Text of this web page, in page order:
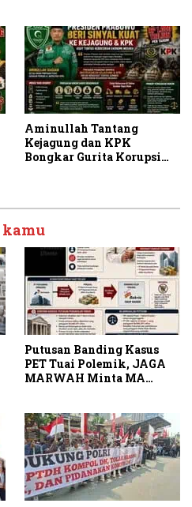
Aminullah Tantang
Kejagung dan KPK
Bongkar Gurita Korupsi
Putusan Banding Kasus
PET Tuai Polemik, JAGA
MARWAH Minta MA